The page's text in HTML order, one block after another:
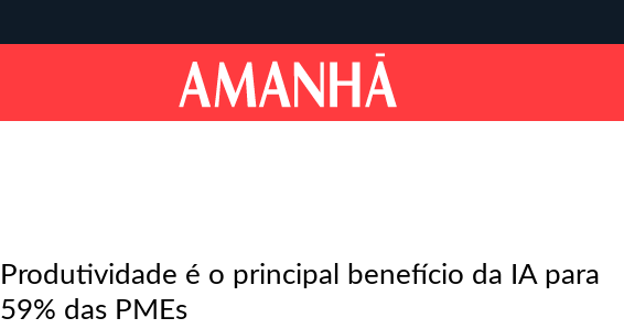
Produtividade é o principal benefício da IA para
59% das PMEs